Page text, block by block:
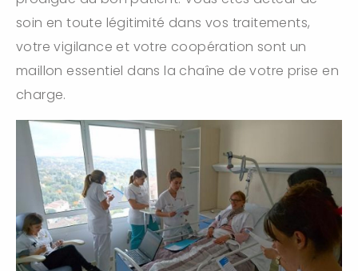
soin en toute légitimité dans vos traitements,
votre vigilance et votre coopération sont un
maillon essentiel dans la chaîne de votre prise en
charge.